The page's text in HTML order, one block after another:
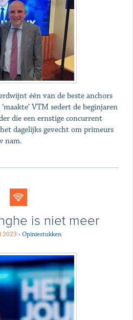
één van de beste anchors
VTM sedert de beginjaren
die een ernstige concurrent
dagelijks gevecht om primeurs
nam.
is niet meer
2023 •Opiniestukken